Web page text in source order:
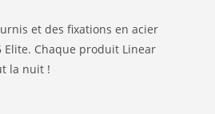
et des fixations en acier
Elite. Chaque produit Linear
la nuit !